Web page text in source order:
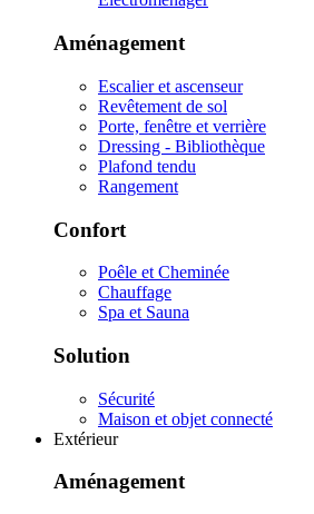
Aménagement
Escalier et ascenseur
Revêtement de sol
Porte, fenêtre et verrière
Dressing - Bibliothèque
Plafond tendu
Rangement
Confort
Poêle et Cheminée
Chauffage
Spa et Sauna
Solution
Sécurité
Maison et objet connecté
Extérieur
Aménagement